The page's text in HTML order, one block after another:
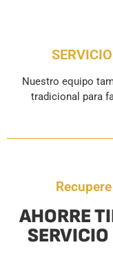
Nuestro equipo
tradicional para
AHORRE
SERVICIO